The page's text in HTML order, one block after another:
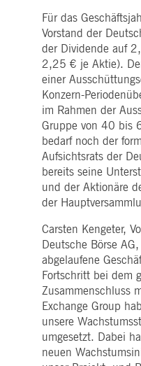
Für das
Vorstand der
der Dividende auf
2,25 € je Aktie).
einer
Konzern-
im Rahmen der
Gruppe von 40 bis
bedarf noch der
Aufsichtsrats der
bereits seine
und der Aktionäre
der
Carsten Kengeter,
Deutsche Börse
abgelaufene
Fortschritt bei dem
Zusammenschluss
Exchange Group
unsere
umgesetzt. Dabei
neuen
LinkedIn